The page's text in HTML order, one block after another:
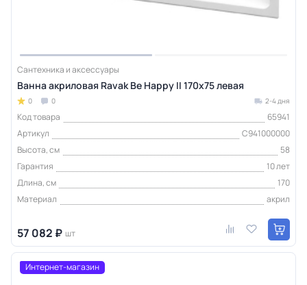
Сантехника и аксессуары
Ванна акриловая Ravak Be Happy II 170х75 левая
0 0 2-4 дня
Код товара
65941
Артикул
C941000000
Высота, см
58
Гарантия
10 лет
Длина, см
170
Материал
акрил
57 082 ₽ шт
Интернет-магазин